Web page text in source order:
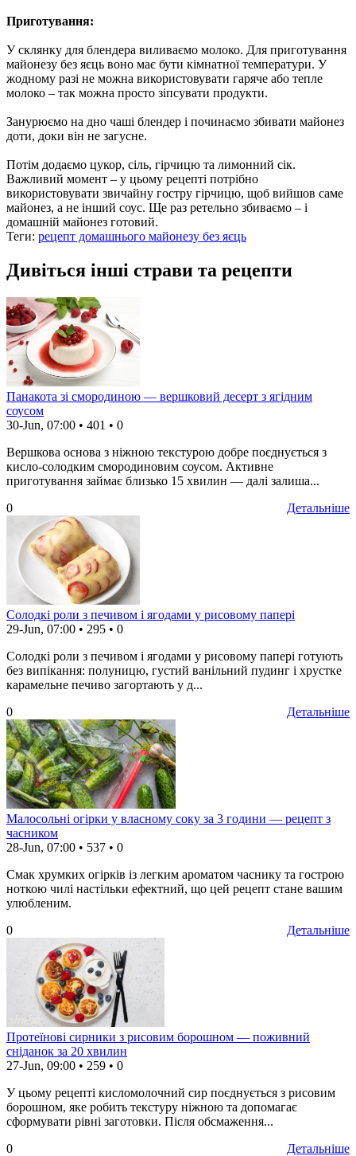
Приготування:
У склянку для блендера виливаємо молоко. Для приготування
майонезу без яєць воно має бути кімнатної температури. У
жодному разі не можна використовувати гаряче або тепле
молоко – так можна просто зіпсувати продукти.
Занурюємо на дно чаші блендер і починаємо збивати майонез
доти, доки він не загусне.
Потім додаємо цукор, сіль, гірчицю та лимонний сік.
Важливий момент – у цьому рецепті потрібно
використовувати звичайну гостру гірчицю, щоб вийшов саме
майонез, а не інший соус. Ще раз ретельно збиваємо – і
домашній майонез готовий.
Теги: рецепт домашнього майонезу без яєць
Дивіться інші страви та рецепти
Панакота зі смородиною — вершковий десерт з ягідним
соусом
30-Jun, 07:00 • 401 • 0
Вершкова основа з ніжною текстурою добре поєднується з
кисло-солодким смородиновим соусом. Активне
приготування займає близько 15 хвилин — далі залиша...
Детальніше
0
Солодкі роли з печивом і ягодами у рисовому папері
29-Jun, 07:00 • 295 • 0
Солодкі роли з печивом і ягодами у рисовому папері готують
без випікання: полуницю, густий ванільний пудинг і хрустке
карамельне печиво загортають у д...
Детальніше
0
Малосольні огірки у власному соку за 3 години — рецепт з
часником
28-Jun, 07:00 • 537 • 0
Смак хрумких огірків із легким ароматом часнику та гострою
ноткою чилі настільки ефектний, що цей рецепт стане вашим
улюбленим.
Детальніше
0
Протеїнові сирники з рисовим борошном — поживний
сніданок за 20 хвилин
27-Jun, 09:00 • 259 • 0
У цьому рецепті кисломолочний сир поєднується з рисовим
борошном, яке робить текстуру ніжною та допомагає
сформувати рівні заготовки. Після обсмаження...
Детальніше
0